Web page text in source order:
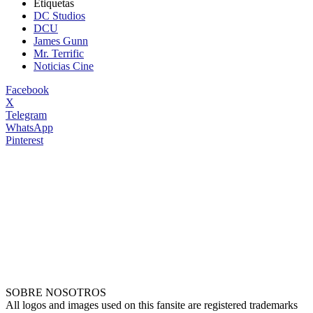
Etiquetas
DC Studios
DCU
James Gunn
Mr. Terrific
Noticias Cine
Facebook
X
Telegram
WhatsApp
Pinterest
SOBRE NOSOTROS
All logos and images used on this fansite are registered trademarks